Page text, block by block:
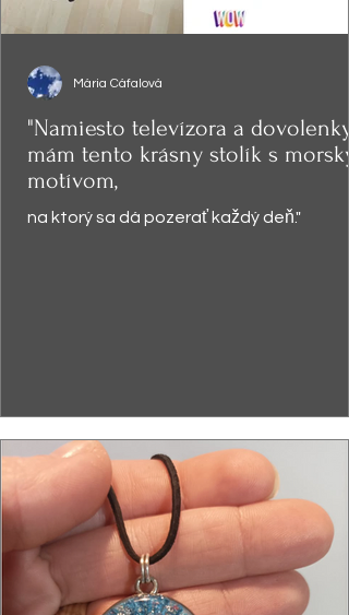
"Namiesto televízora a dovolenky,
mám tento krásny stolík s
motívom,
na ktorý sa dá pozerať každý deň."
Mária Cáfalová